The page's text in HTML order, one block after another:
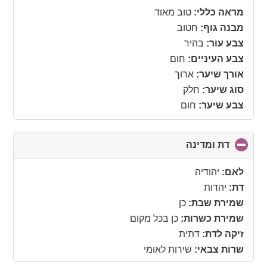
מראה כללי: טוב מאוד
מבנה גוף: חטוב
צבע עור: בהיר
צבע העיניים: חום
אורך שיער: ארוך
סוג שיער: חלק
צבע שיער: חום
דת ומדינה
to
לאם: יהודיה
דת: יהדות
שמירת שבת: כן
שמירת כשרות: כן בכל מקום
זיקה לדת: דתית
שרות צבאי: שירות לאומי